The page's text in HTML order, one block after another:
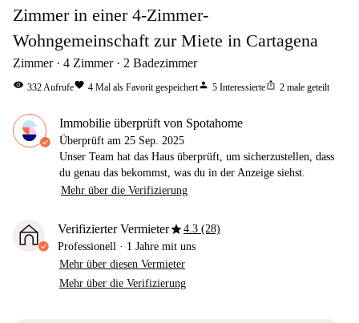
Zimmer in einer 4-Zimmer-
Wohngemeinschaft zur Miete in Cartagena
Zimmer 4 Zimmer 2 Badezimmer
visibility 332Aufrufefavorite 4 Mal als Favorit gespeichertperson 5 Interessierteios_share 2 male geteilt
Immobilie überprüft von Spotahome
Überprüft am 25 Sep. 2025
Unser Team hat das Haus überprüft, um sicherzustellen, dass
du genau das bekommst, was du in der Anzeige siehst.
Mehr über die Verifizierung
Verifizierter Vermieterstar4.3 (28)
Professionell · 1 Jahre mit uns
Mehr über diesen Vermieter
Mehr über die Verifizierung